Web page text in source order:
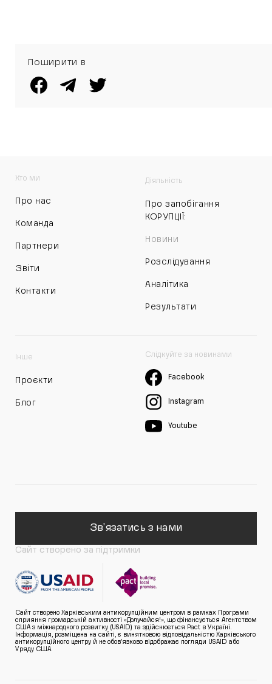
Поширити в
Хто ми
Про нас
Команда
Партнери
Звіти
Контакти
Діяльність
Про запобігання
КОРУПЦІЇ:
Новини
Розслідування
Аналітика
Результати
Інше
Проєкти
Блог
Слідкуйте за новинами
Facebook
Instagram
Youtube
Зв'язатись з нами
Сайт створено за підтримки
Сайт створено Харківським антикорупційним центром в рамках Програми
сприяння громадській активності «Долучайся!», що фінансується Агентством
США з міжнародного розвитку (USAID) та здійснюється Pact в Україні.
Інформація, розміщена на сайті, є винятковою відповідальністю Харківського
антикорупційного центру й не обов’язково відображає погляди USAID або
Уряду США.